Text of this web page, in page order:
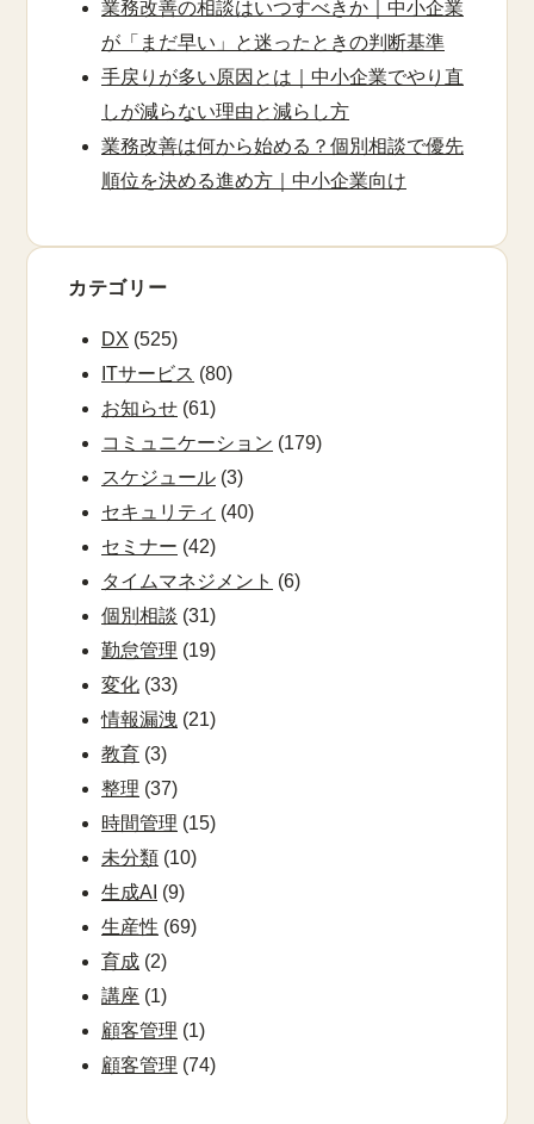
業務改善の相談はいつすべきか｜中小企業
が「まだ早い」と迷ったときの判断基準
手戻りが多い原因とは｜中小企業でやり直
しが減らない理由と減らし方
業務改善は何から始める？個別相談で優先
順位を決める進め方｜中小企業向け
カテゴリー
DX (525)
ITサービス (80)
お知らせ (61)
コミュニケーション (179)
スケジュール (3)
セキュリティ (40)
セミナー (42)
タイムマネジメント (6)
個別相談 (31)
勤怠管理 (19)
変化 (33)
情報漏洩 (21)
教育 (3)
整理 (37)
時間管理 (15)
未分類 (10)
生成AI (9)
生産性 (69)
育成 (2)
講座 (1)
顧客管理 (1)
顧客管理 (74)